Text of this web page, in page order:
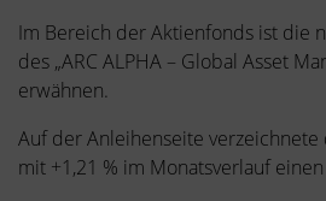
Im Bereich der Aktienfonds ist die
des „ARC ALPHA – Global Asset
erwähnen.
Auf der Anleihenseite verzeichnete
mit +1,21 % im Monatsverlauf